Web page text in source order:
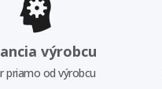
výrobcu
priamo od výrobcu